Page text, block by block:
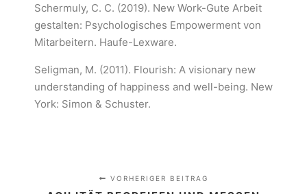
Schermuly, C. C. (2019). New Work-Gute Arbeit
gestalten: Psychologisches Empowerment von
Mitarbeitern. Haufe-Lexware.
Seligman, M. (2011). Flourish: A visionary new
understanding of happiness and well-being. New
York: Simon & Schuster.
VORHERIGER BEITRAG